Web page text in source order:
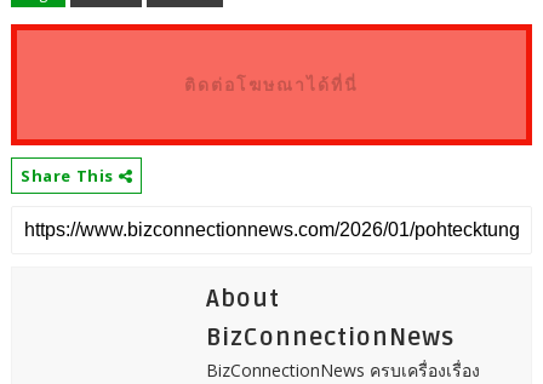
ติดต่อโฆษณาได้ที่นี่
Share This
About
BizConnectionNews
BizConnectionNews ครบเครื่องเรื่อง